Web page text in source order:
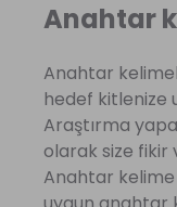
Anahtar
Anahtar
hedef kitlenize
Araştırma
olarak size fikir
Anahtar kelime